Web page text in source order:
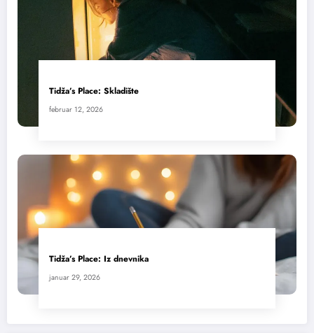
Tidža’s Place: Skladište
februar 12, 2026
Tidža’s Place: Iz dnevnika
januar 29, 2026